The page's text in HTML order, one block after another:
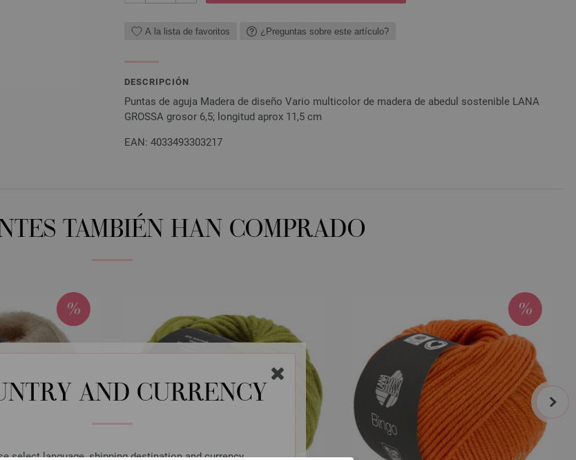
AND CURRENCY
select language, shipping destination and currency.
A la lista de favoritos ¿Preguntas sobre este artículo?
DESCRIPCIÓN
Puntas de aguja Madera de diseño Vario multicolor de madera de abedul sostenible LANA
GROSSA grosor 6,5; longitud aprox 11,5 cm
EAN: 4033493303217
TAMBIÉN HAN COMPRADO
next